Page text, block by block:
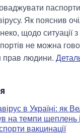
паспорти
Як пояснив
щодо ситуації
не можна
прав людини.
в Україні: як
на темпи щеплень
вакцинації